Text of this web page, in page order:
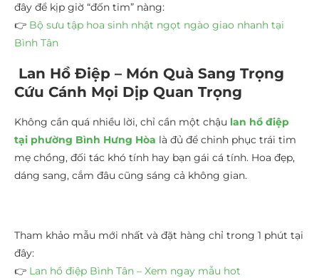
đây để kịp giờ “đốn tim” nàng:
👉 Bộ sưu tập hoa sinh nhật ngọt ngào giao nhanh tại
Bình Tân
Lan Hồ Điệp – Món Quà Sang Trọng
Cứu Cánh Mọi Dịp Quan Trọng
Không cần quá nhiều lời, chỉ cần một chậu lan hồ điệp
tại phường Bình Hưng Hòa là đủ để chinh phục trái tim
mẹ chồng, đối tác khó tính hay bạn gái cá tính. Hoa đẹp,
dáng sang, cắm đâu cũng sáng cả không gian.
Tham khảo mẫu mới nhất và đặt hàng chỉ trong 1 phút tại
đây:
👉 Lan hồ điệp Bình Tân – Xem ngay mẫu hot